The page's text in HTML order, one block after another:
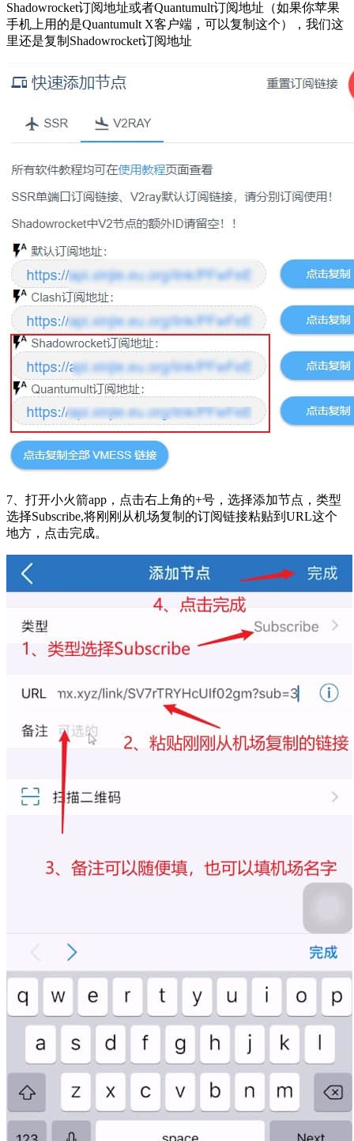
Shadowrocket订阅地址或者Quantumult订阅地址（如果你苹果
手机上用的是Quantumult X客户端，可以复制这个），我们这
里还是复制Shadowrocket订阅地址
7、打开小火箭app，点击右上角的+号，选择添加节点，类型
选择Subscribe,将刚刚从机场复制的订阅链接粘贴到URL这个
地方，点击完成。